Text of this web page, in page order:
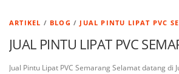
ARTIKEL / BLOG / JUAL PINTU LIPAT PVC
JUAL PINTU LIPAT PVC
Jual Pintu Lipat PVC Semarang Selamat datang di